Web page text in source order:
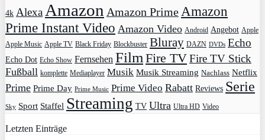
4k AlexaAmazon Amazon PrimeAmazon
Prime Instant Video Amazon Video Android Angebot Apple
Apple Music Apple TV Black Friday Blockbuster Bluray DAZN DVDs Echo
Echo Dot Echo Show Fernsehen FilmFire TVFire TV Stick
Fußball komplette Mediaplayer Musik Musik Streaming Nachlass Netflix
Prime Prime Day Prime Music Prime Video Rabatt Reviews Serie
Sky Sport Staffel Streaming TV Ultra Ultra HD Video
Letzten Einträge